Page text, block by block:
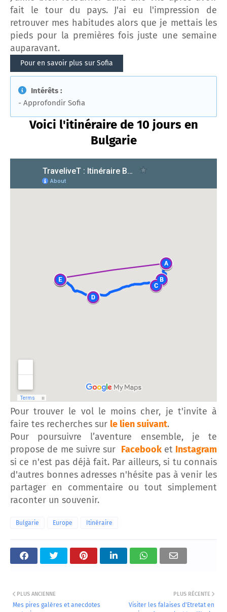
fait le tour du pays. J'ai eu l'impression de
retrouver mes habitudes alors que je mettais les
pieds pour la premières fois juste une semaine
auparavant.
Pour en savoir plus sur Sofia
Intérêts :
- Approfondir Sofia
Voici l'itinéraire de 10 jours en
Bulgarie
Pour trouver le vol le moins cher, je t'invite à
faire tes recherches sur le lien suivant.
Pour poursuivre l’aventure ensemble, je te
propose de me suivre sur Facebooket Instagram
si ce n'est pas déjà fait. Par ailleurs, si tu connais
d'autres bonnes adresses n'hésite pas à venir les
partager en commentaire ou tout simplement
raconter un souvenir.
Bulgarie Europe Itinéraire
PLUS RÉCENTE
Visiter les falaises d'Etretat en
PLUS ANCIENNE
Mes pires galères et anecdotes